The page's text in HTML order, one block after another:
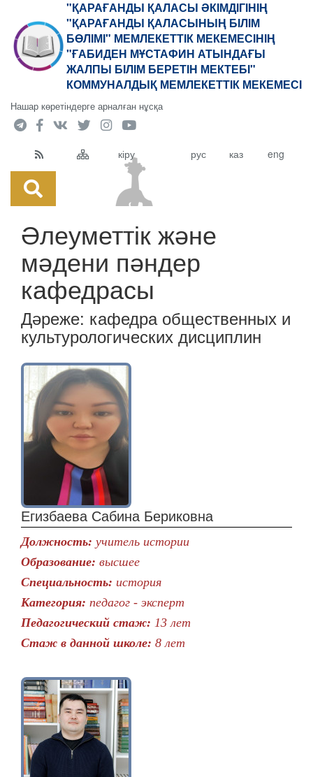
"ҚАРАҒАНДЫ ҚАЛАСЫ ӘКІМДІГІНІҢ
"ҚАРАҒАНДЫ ҚАЛАСЫНЫҢ БІЛІМ
БӨЛІМІ" МЕМЛЕКЕТТІК МЕКЕМЕСІНІҢ
"ҒАБИДЕН МҰСТАФИН АТЫНДАҒЫ
ЖАЛПЫ БІЛІМ БЕРЕТІН МЕКТЕБІ"
КОММУНАЛДЫҚ МЕМЛЕКЕТТІК МЕКЕМЕСІ
Нашар көретіндерге арналған нұсқа
кіру рус каз eng
Әлеуметтік және
мәдени пәндер
кафедрасы
Дәреже: кафедра общественных и
культурологических дисциплин
Егизбаева Сабина Бериковна
Должность: учитель истории
Образование: высшее
Специальность: история
Категория: педагог - эксперт
Педагогический стаж: 13 лет
Стаж в данной школе: 8 лет